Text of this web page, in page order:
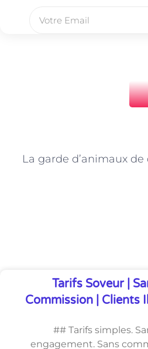
Tarifs Soveur |
Commission | Clients
## Tarifs simples.
engagement. Sans